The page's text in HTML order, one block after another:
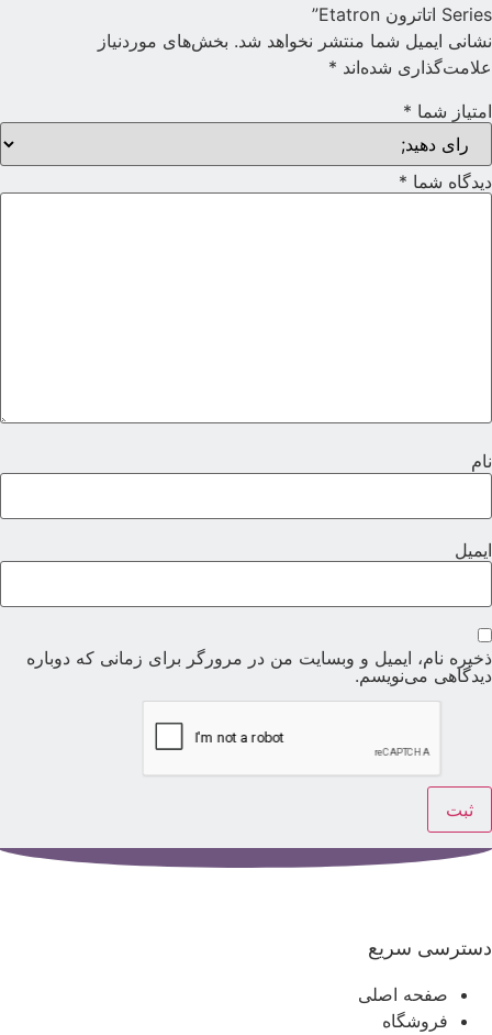
Series اتاترون Etatron”
نشانی ایمیل شما منتشر نخواهد شد. بخش‌های موردنیاز
علامت‌گذاری شده‌اند *
امتیاز شما *
دیدگاه شما *
نام
ایمیل
ذخیره نام، ایمیل و وبسایت من در مرورگر برای زمانی که دوباره
دیدگاهی می‌نویسم.
دسترسی سریع
صفحه اصلی
فروشگاه